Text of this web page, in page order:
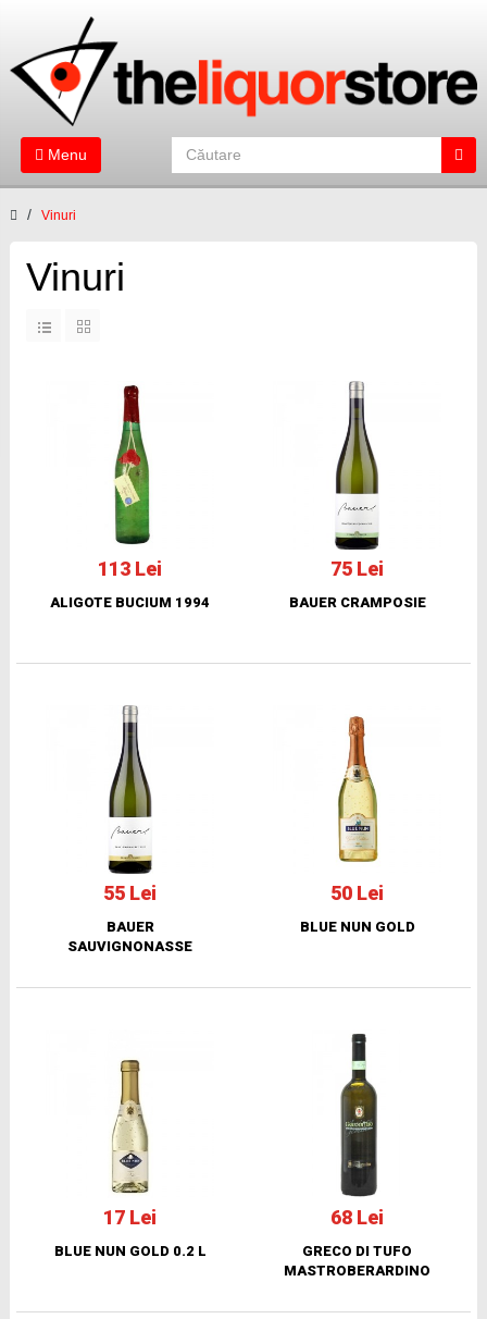
Menu
Vinuri
Vinuri
113 Lei
ALIGOTE BUCIUM 1994
75 Lei
BAUER CRAMPOSIE
55 Lei
BAUER
SAUVIGNONASSE
50 Lei
BLUE NUN GOLD
17 Lei
BLUE NUN GOLD 0.2 L
68 Lei
GRECO DI TUFO
MASTROBERARDINO